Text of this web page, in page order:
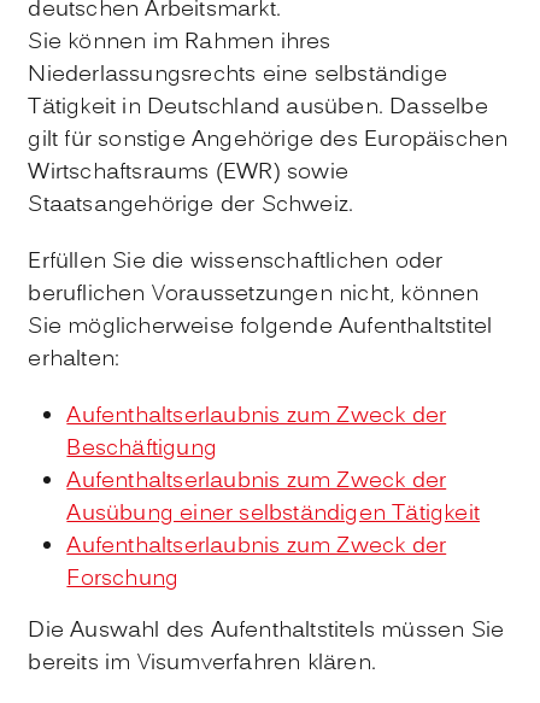
deutschen Arbeitsmarkt.
Sie können im Rahmen ihres
Niederlassungsrechts eine selbständige
Tätigkeit in Deutschland ausüben. Dasselbe
gilt für sonstige Angehörige des Europäischen
Wirtschaftsraums (EWR) sowie
Staatsangehörige der Schweiz.
Erfüllen Sie die wissenschaftlichen oder
beruflichen Voraussetzungen nicht, können
Sie möglicherweise folgende Aufenthaltstitel
erhalten:
Aufenthaltserlaubnis zum Zweck der
Beschäftigung
Aufenthaltserlaubnis zum Zweck der
Ausübung einer selbständigen Tätigkeit
Aufenthaltserlaubnis zum Zweck der
Forschung
Die Auswahl des Aufenthaltstitels müssen Sie
bereits im Visumverfahren klären.